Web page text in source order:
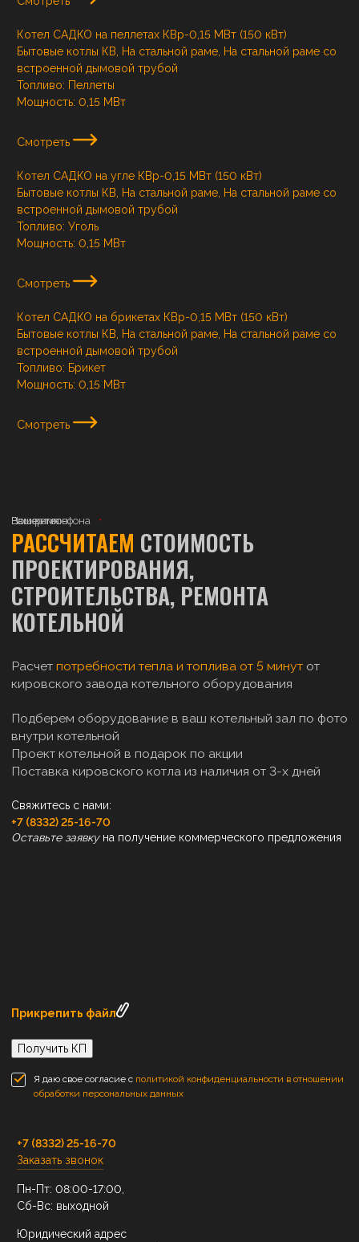
Котел САДКО на пеллетах КВр-0,15 МВт (150 кВт)
Бытовые котлы КВ, На стальной раме, На стальной раме со
встроенной дымовой трубой
Топливо: Пеллеты
Мощность: 0,15 МВт
Смотреть
Котел САДКО на угле КВр-0,15 МВт (150 кВт)
Бытовые котлы КВ, На стальной раме, На стальной раме со
встроенной дымовой трубой
Топливо: Уголь
Мощность: 0,15 МВт
Смотреть
Котел САДКО на брикетах КВр-0,15 МВт (150 кВт)
Бытовые котлы КВ, На стальной раме, На стальной раме со
встроенной дымовой трубой
Топливо: Брикет
Мощность: 0,15 МВт
Смотреть
РАССЧИТАЕМ СТОИМОСТЬ
ПРОЕКТИРОВАНИЯ,
СТРОИТЕЛЬСТВА, РЕМОНТА
КОТЕЛЬНОЙ
Расчет потребности тепла и топлива от 5 минут от
кировского завода котельного оборудования
Подберем оборудование в ваш котельный зал по фото
внутри котельной
Проект котельной в подарок по акции
Поставка кировского котла из наличия от 3-х дней
Свяжитесь с нами:
+7 (8332) 25-16-70
Оставьте заявкуна получение коммерческого предложения
Ваше имя
Номер телефона
Ваш регион
Прикрепить файл
Получить КП
Я даю свое согласие с политикой конфиденциальности в отношении
обработки персональных данных
+7 (8332) 25-16-70
Заказать звонок
Пн-Пт: 08:00-17:00,
Сб-Вс: выходной
Юридический адрес